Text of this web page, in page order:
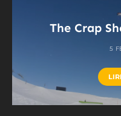
The Crap
5